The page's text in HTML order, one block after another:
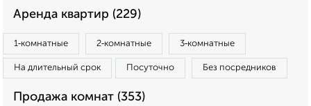
Аренда квартир (229)
1‑комнатные 2‑комнатные 3‑комнатные
На длительный срок Посуточно Без посредников
Продажа комнат (353)